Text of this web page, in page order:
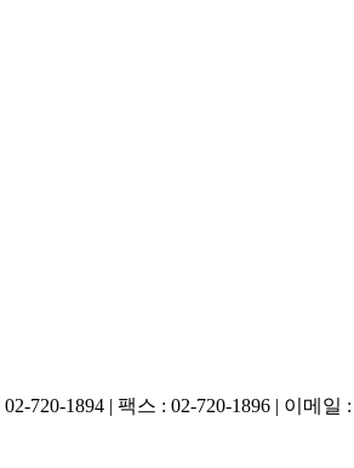
720-1894 | 팩스 : 02-720-1896 | 이메일 :